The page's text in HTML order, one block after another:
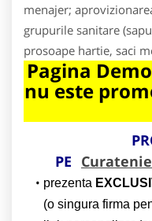
menajer;
grupurile sanitare
prosoape hartie, saci
Pagina
nu este
PE
prezenta
(o singura firma